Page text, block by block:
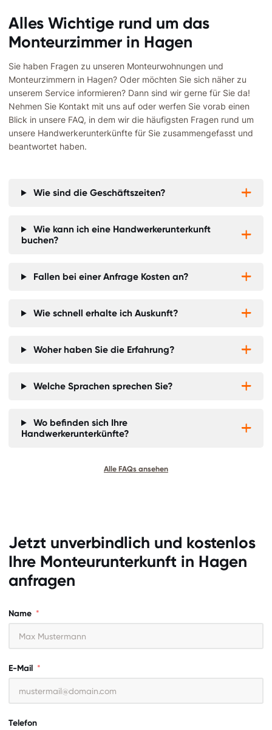
Alles Wichtige rund um das
Monteurzimmer in Hagen
Sie haben Fragen zu unseren Monteurwohnungen und
Monteurzimmern in Hagen? Oder möchten Sie sich näher zu
unserem Service informieren? Dann sind wir gerne für Sie da!
Nehmen Sie Kontakt mit uns auf oder werfen Sie vorab einen
Blick in unsere FAQ, in dem wir die häufigsten Fragen rund um
unsere Handwerkerunterkünfte für Sie zusammengefasst und
beantwortet haben.
Wie sind die Geschäftszeiten? 

Wie kann ich eine Handwerkerunterkunft
buchen?


Fallen bei einer Anfrage Kosten an? 

Wie schnell erhalte ich Auskunft? 

Woher haben Sie die Erfahrung? 

Welche Sprachen sprechen Sie? 

Wo befinden sich Ihre
Handwerkerunterkünfte?


Alle FAQs ansehen
Jetzt unverbindlich und kostenlos
Ihre Monteurunterkunft in Hagen
anfragen
Name
E-Mail
Telefon